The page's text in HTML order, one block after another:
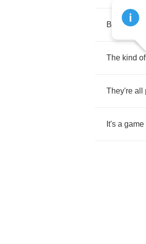
But I'm
The kind of
They're all
It's a game